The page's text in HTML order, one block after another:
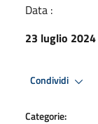
Data :
23 luglio 2024
Condividi
Categorie: